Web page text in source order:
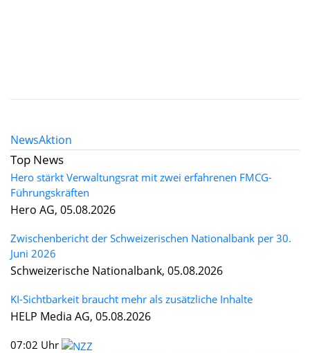
NewsAktion
Top News
Hero stärkt Verwaltungsrat mit zwei erfahrenen FMCG-
Führungskräften
Hero AG, 05.08.2026
Zwischenbericht der Schweizerischen Nationalbank per 30.
Juni 2026
Schweizerische Nationalbank, 05.08.2026
KI-Sichtbarkeit braucht mehr als zusätzliche Inhalte
HELP Media AG, 05.08.2026
07:02 Uhr